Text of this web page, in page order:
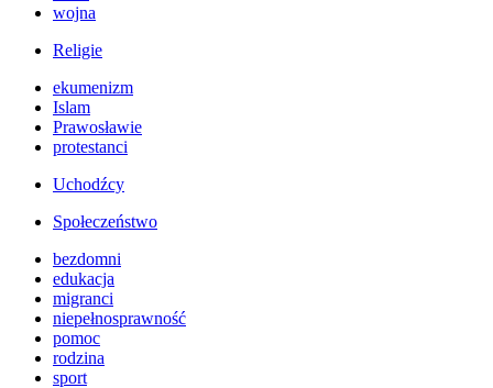
wojna
Religie
ekumenizm
Islam
Prawosławie
protestanci
Uchodźcy
Społeczeństwo
bezdomni
edukacja
migranci
niepełnosprawność
pomoc
rodzina
sport